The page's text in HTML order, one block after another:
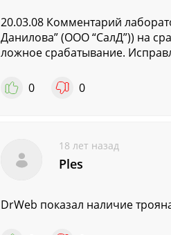
20.03.08 Комментарий
Данилова” (ООО “СалД”)) на
ложное срабатывание.
0 0
18 лет назад
Ples
DrWeb показал наличие